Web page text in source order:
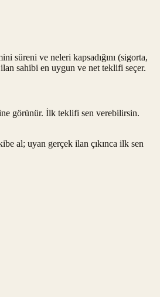
süreni ve neleri kapsadığını (sigorta,
sahibi en uygun ve net teklifi seçer.
görünür. İlk teklifi sen verebilirsin.
al; uyan gerçek ilan çıkınca ilk sen